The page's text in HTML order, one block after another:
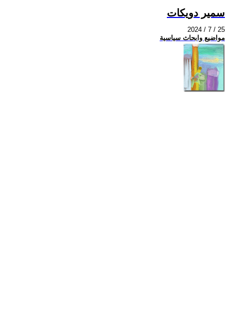
سمير دويكات
2024 / 7 / 25
مواضيع وابحاث سياسية